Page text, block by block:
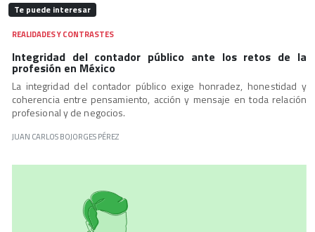
Te puede interesar
REALIDADES Y CONTRASTES
Integridad del contador público ante los retos de la
profesión en México
La integridad del contador público exige honradez, honestidad y
coherencia entre pensamiento, acción y mensaje en toda relación
profesional y de negocios.
JUAN CARLOS BOJORGES PÉREZ